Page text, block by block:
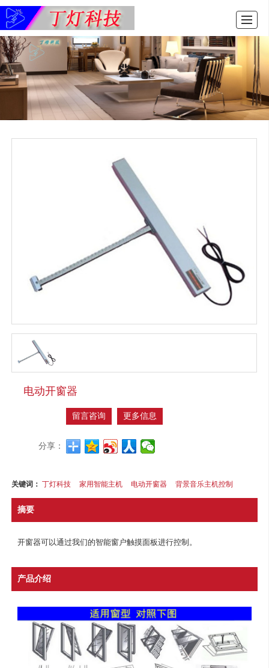
首页 新闻动态 图库展示 公司介绍 留言反馈 联系我们
电动开窗器
留言咨询 更多信息
分享：
关键词：丁灯科技 家用智能主机 电动开窗器 背景音乐主机控制
摘要
开窗器可以通过我们的智能窗户触摸面板进行控制。
产品介绍